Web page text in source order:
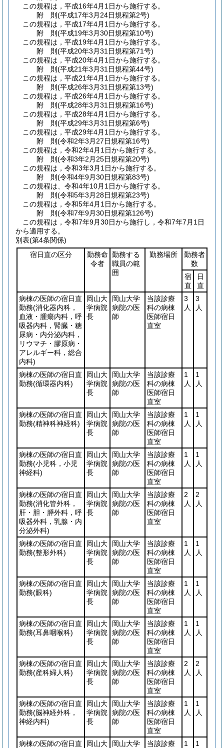
この規程は，平成16年4月1日から施行する。
附 則(平成17年3月24日規程第2号)
この規程は，平成17年4月1日から施行する。
附 則(平成19年3月30日規程第10号)
この規程は，平成19年4月1日から施行する。
附 則(平成20年3月31日規程第71号)
この規程は，平成20年4月1日から施行する。
附 則(平成21年3月31日規程第44号)
この規程は，平成21年4月1日から施行する。
附 則(平成26年3月31日規程第13号)
この規程は，平成26年4月1日から施行する。
附 則(平成28年3月31日規程第16号)
この規程は，平成28年4月1日から施行する。
附 則(平成29年3月31日規程第6号)
この規程は，平成29年4月1日から施行する。
附 則(令和2年3月27日規程第16号)
この規程は，令和2年4月1日から施行する。
附 則(令和3年2月25日規程第20号)
この規程は，令和3年3月1日から施行する。
附 則(令和4年9月30日規程第83号)
この規程は、令和4年10月1日から施行する。
附 則(令和5年3月28日規程第23号)
この規程は，令和5年4月1日から施行する。
附 則(令和7年9月30日規程第126号)
この規程は，令和7年9月30日から施行し，令和7年7月1日
から適用する。
別表(第4条関係)
宿日直の区分
勤務命
令者
勤務する
職員の範
囲
勤務場所
勤務者
数
宿
直
日
直
病棟の医師の宿日直
勤務(消化器内科，
血液・腫瘍内科，呼
吸器内科，腎臓・糖
尿病・内分泌内科，
リウマチ・膠原病・
アレルギー科，総合
内科)
岡山大
学病院
長
岡山大学
病院の医
師
当該診療
科の病棟
医師宿日
直室
3
人
3
人
病棟の医師の宿日直
勤務(循環器内科)
岡山大
学病院
長
岡山大学
病院の医
師
当該診療
科の病棟
医師宿日
直室
1
人
1
人
病棟の医師の宿日直
勤務(精神科神経科)
岡山大
学病院
長
岡山大学
病院の医
師
当該診療
科の病棟
医師宿日
直室
1
人
1
人
病棟の医師の宿日直
勤務(小児科，小児
神経科)
岡山大
学病院
長
岡山大学
病院の医
師
当該診療
科の病棟
医師宿日
直室
1
人
1
人
病棟の医師の宿日直
勤務(消化管外科，
肝・胆・膵外科，呼
吸器外科，乳腺・内
分泌外科)
岡山大
学病院
長
岡山大学
病院の医
師
当該診療
科の病棟
医師宿日
直室
2
人
2
人
病棟の医師の宿日直
勤務(整形外科)
岡山大
学病院
長
岡山大学
病院の医
師
当該診療
科の病棟
医師宿日
直室
1
人
1
人
病棟の医師の宿日直
勤務(眼科)
岡山大
学病院
長
岡山大学
病院の医
師
当該診療
科の病棟
医師宿日
直室
1
人
1
人
病棟の医師の宿日直
勤務(耳鼻咽喉科)
岡山大
学病院
長
岡山大学
病院の医
師
当該診療
科の病棟
医師宿日
直室
1
人
1
人
病棟の医師の宿日直
勤務(産科婦人科)
岡山大
学病院
長
岡山大学
病院の医
師
当該診療
科の病棟
医師宿日
直室
2
人
2
人
病棟の医師の宿日直
勤務(脳神経外科，
神経内科)
岡山大
学病院
長
岡山大学
病院の医
師
当該診療
科の病棟
医師宿日
直室
1
人
1
人
病棟の医師の宿日直
岡山大
岡山大学
当該診療
1
1